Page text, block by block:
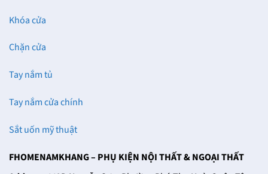
Khóa cửa
Chặn cửa
Tay nắm tủ
Tay nắm cửa chính
Sắt uốn mỹ thuật
FHOMENAMKHANG – PHỤ KIỆN NỘI THẤT & NGOẠI THẤT